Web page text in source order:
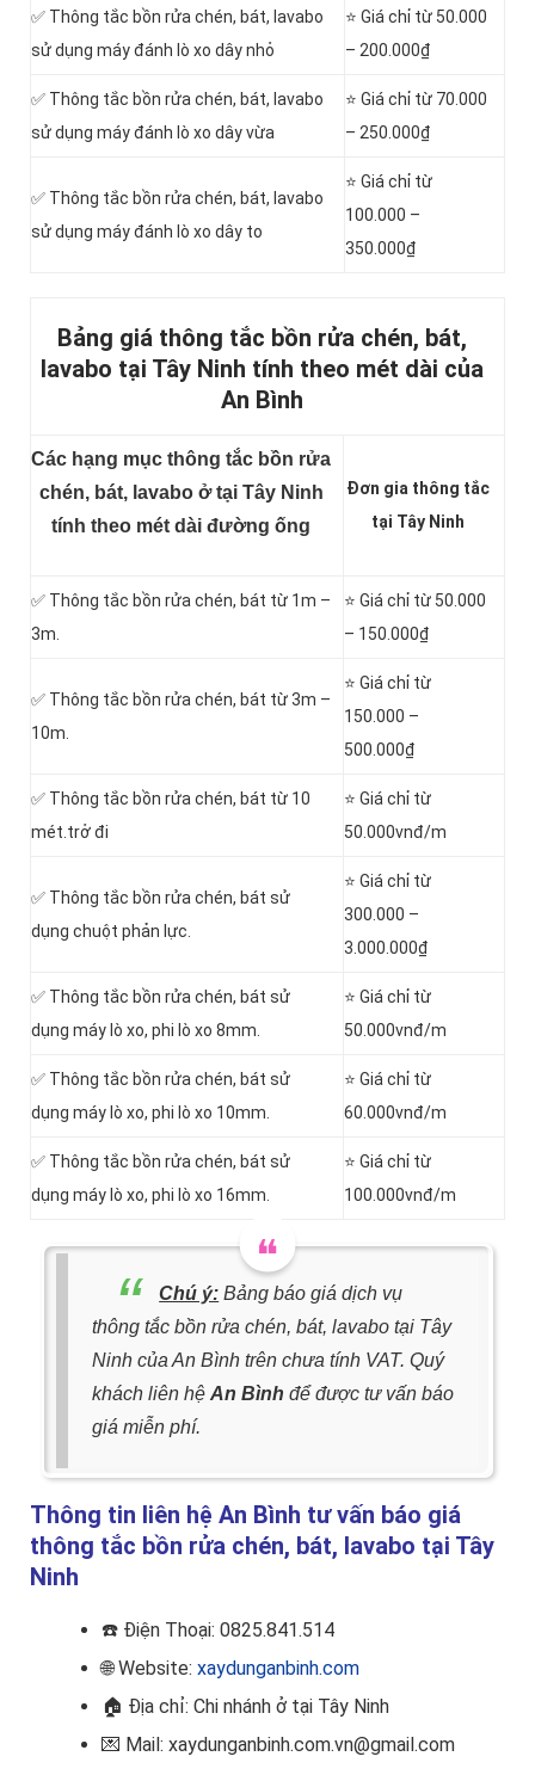
✅ Thông tắc bồn rửa chén, bát, lavabo
sử dụng máy đánh lò xo dây nhỏ
⭐ Giá chỉ từ 50.000
– 200.000₫
✅ Thông tắc bồn rửa chén, bát, lavabo
sử dụng máy đánh lò xo dây vừa
⭐ Giá chỉ từ 70.000
– 250.000₫
✅ Thông tắc bồn rửa chén, bát, lavabo
sử dụng máy đánh lò xo dây to
⭐ Giá chỉ từ
100.000 –
350.000₫
Bảng giá thông tắc bồn rửa chén, bát,
lavabo tại Tây Ninh tính theo mét dài của
An Bình
Các hạng mục thông tắc bồn rửa
chén, bát, lavabo ở tại Tây Ninh
tính theo mét dài đường ống
Đơn gia thông tắc
tại Tây Ninh
✅ Thông tắc bồn rửa chén, bát từ 1m –
3m.
⭐ Giá chỉ từ 50.000
– 150.000₫
✅ Thông tắc bồn rửa chén, bát từ 3m –
10m.
⭐ Giá chỉ từ
150.000 –
500.000₫
✅ Thông tắc bồn rửa chén, bát từ 10
mét.trở đi
⭐ Giá chỉ từ
50.000vnđ/m
✅ Thông tắc bồn rửa chén, bát sử
dụng chuột phản lực.
⭐ Giá chỉ từ
300.000 –
3.000.000₫
✅ Thông tắc bồn rửa chén, bát sử
dụng máy lò xo, phi lò xo 8mm.
⭐ Giá chỉ từ
50.000vnđ/m
✅ Thông tắc bồn rửa chén, bát sử
dụng máy lò xo, phi lò xo 10mm.
⭐ Giá chỉ từ
60.000vnđ/m
✅ Thông tắc bồn rửa chén, bát sử
dụng máy lò xo, phi lò xo 16mm.
⭐ Giá chỉ từ
100.000vnđ/m
Chú ý: Bảng báo giá dịch vụ
thông tắc bồn rửa chén, bát, lavabo tại Tây
Ninh của An Bình trên chưa tính VAT. Quý
khách liên hệ An Bình để được tư vấn báo
giá miễn phí.
Thông tin liên hệ An Bình tư vấn báo giá
thông tắc bồn rửa chén, bát, lavabo tại Tây
Ninh
☎️ Điện Thoại: 0825.841.514
🌐 Website: xaydunganbinh.com
🏠 Địa chỉ: Chi nhánh ở tại Tây Ninh
💌 Mail: xaydunganbinh.com.vn@gmail.com